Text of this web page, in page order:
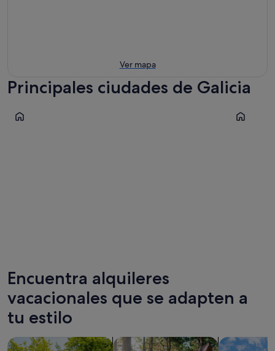
Ver mapa
Principales ciudades de Galicia
Teo Santiago
Encuentra alquileres
vacacionales que se adapten a
tu estilo
Buscar casas barco Buscar cabañas Buscar